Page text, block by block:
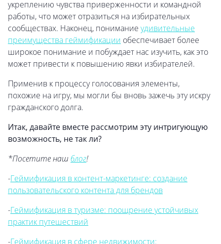
укреплению чувства приверженности и командной
работы, что может отразиться на избирательных
сообществах. Наконец, понимание удивительные
преимущества геймификации обеспечивает более
широкое понимание и побуждает нас изучить, как это
может привести к повышению явки избирателей.
Применив к процессу голосования элементы,
похожие на игру, мы могли бы вновь зажечь эту искру
гражданского долга.
Итак, давайте вместе рассмотрим эту интригующую
возможность, не так ли?
*Посетите наш блог!
-Геймификация в контент-маркетинге: создание
пользовательского контента для брендов
-Геймификация в туризме: поощрение устойчивых
практик путешествий
-Геймификация в сфере недвижимости: